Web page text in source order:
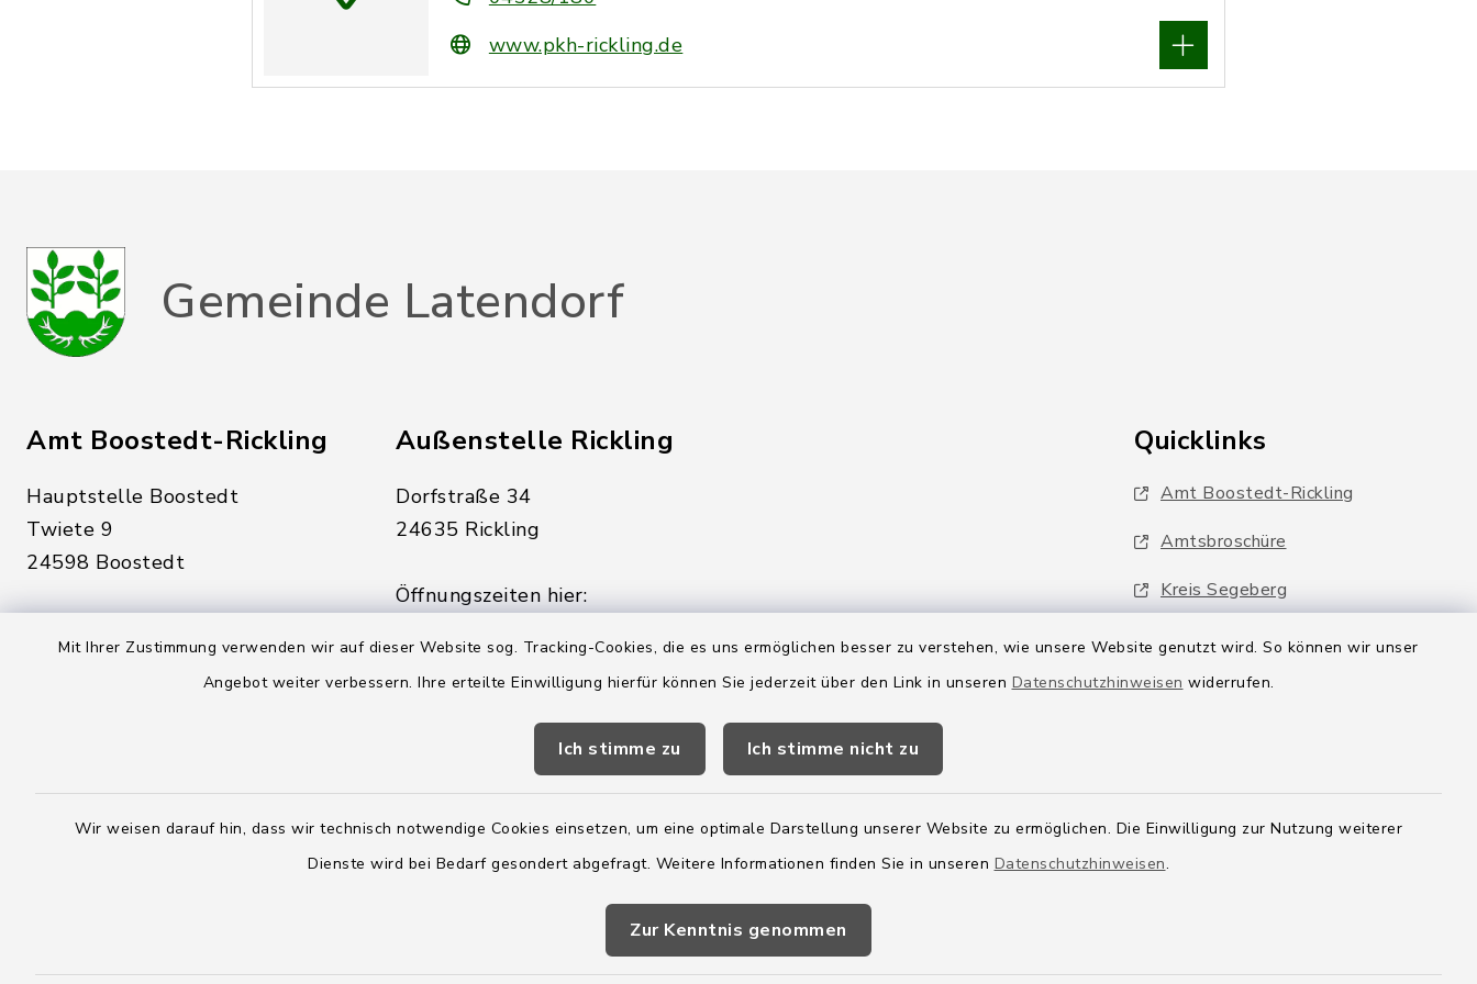
Mit Ihrer Zustimmung verwenden wir auf dieser Website sog. Tracking-Cookies, die es uns ermöglichen besser zu verstehen, wie unsere Website genutzt wird. So können wir unser
Angebot weiter verbessern. Ihre erteilte Einwilligung hierfür können Sie jederzeit über den Link in unseren Datenschutzhinweisen widerrufen.
Ich stimme zu Ich stimme nicht zu
Wir weisen darauf hin, dass wir technisch notwendige Cookies einsetzen, um eine optimale Darstellung unserer Website zu ermöglichen. Die Einwilligung zur Nutzung weiterer
Dienste wird bei Bedarf gesondert abgefragt. Weitere Informationen finden Sie in unseren Datenschutzhinweisen.
Zur Kenntnis genommen
www.pkh-rickling.de
Gemeinde Latendorf
Amt Boostedt-Rickling
Hauptstelle Boostedt
Twiete 9
24598 Boostedt
Montag, Dienstag, Donnerstag,
sowie zusätzlich am Dienstag:
14:00 - 18:00 Uhr
rickling.de
Außenstelle Rickling
Dorfstraße 34
24635 Rickling
Öffnungszeiten hier:
Freitag:
08:00 - 12:00 Uhr
sowie zusätzlich am Donnerstag:
14:00 - 18:00 Uhr
04328 179-0
04328 - 179-44
info@amt-boostedt-
Quicklinks
Amt Boostedt-Rickling
Amtsbroschüre
Kreis Segeberg
Wege-Zweckverband